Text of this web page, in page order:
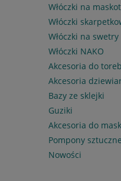
Włóczki na
Włóczki
Włóczki na swetry
Włóczki NAKO
Akcesoria do
Akcesoria
Bazy ze sklejki
Guziki
Akcesoria do
Pompony sztuczne
Nowości